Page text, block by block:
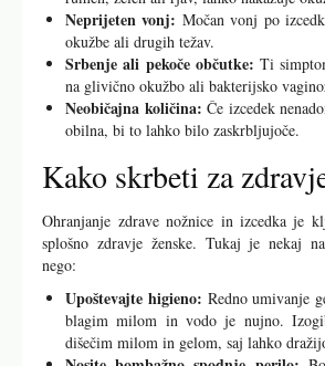
Menstrualni cikel:Hormonske
menstrualnim ciklom močno vplivajo
konsistenco izcedka.
Starost:Pri mladostnicah in ženskah v
lahko izcedek spremeni zaradi
Zdravstveno stanje: Okužbe,
zdravstvene težave lahko povzročijo
izcedku.
Življenjski slog:Stres, prehrana,
odnosi prav tako vplivajo na izcedek.
Kdaj postati
Pomembno je, da se zavedate, kdaj je
normalen in kdaj lahko pomeni težave.
morali opozoriti, da poiščete zdravniško